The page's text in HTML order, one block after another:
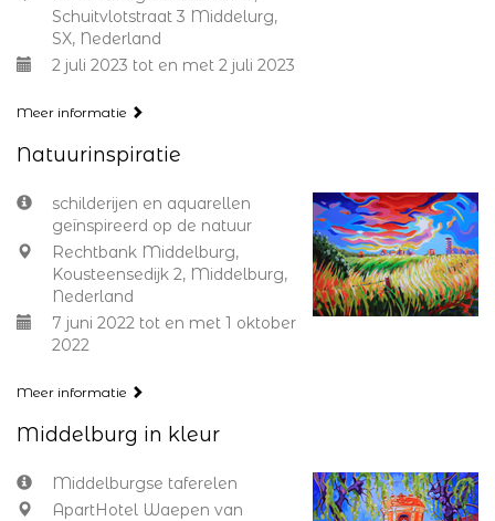
Schuitvlotstraat 3 Middelurg,
SX, Nederland
2 juli 2023 tot en met 2 juli 2023
Meer informatie
Natuurinspiratie
schilderijen en aquarellen
geïnspireerd op de natuur
Rechtbank Middelburg,
Kousteensedijk 2, Middelburg,
Nederland
7 juni 2022 tot en met 1 oktober
2022
Meer informatie
Middelburg in kleur
Middelburgse taferelen
ApartHotel Waepen van